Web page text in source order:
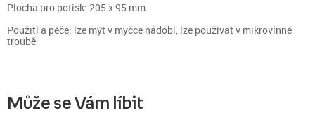
Plocha pro potisk: 205 x 95 mm
Použití a péče: lze mýt v myčce nádobí, lze používat v mikrovlnné
troubě
Může se Vám líbit